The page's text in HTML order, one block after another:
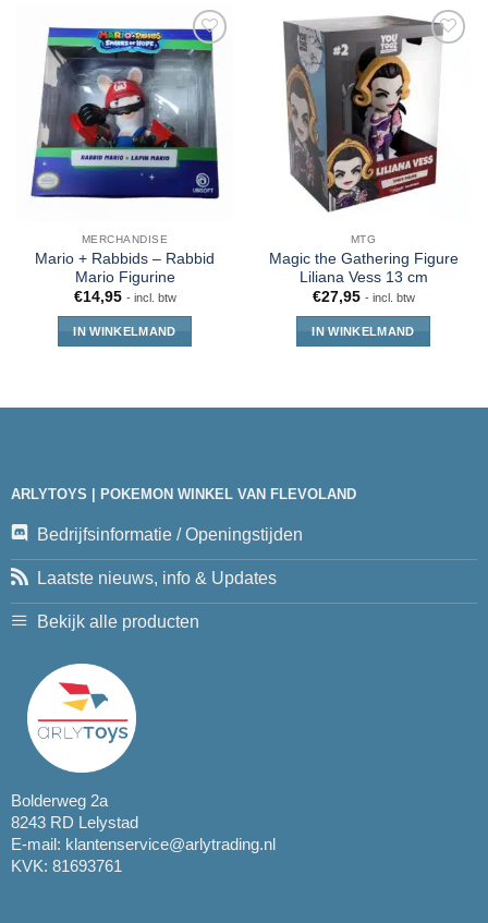
MERCHANDISE
Mario + Rabbids – Rabbid
Mario Figurine
€14,95 - incl. btw
IN WINKELMAND
MTG
Magic the Gathering Figure
Liliana Vess 13 cm
€27,95 - incl. btw
IN WINKELMAND
ARLYTOYS | POKEMON WINKEL VAN FLEVOLAND
Bedrijfsinformatie / Openingstijden
Laatste nieuws, info & Updates
Bekijk alle producten
Bolderweg 2a
8243 RD Lelystad
E-mail: klantenservice@arlytrading.nl
KVK: 81693761